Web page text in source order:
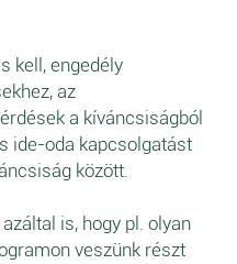
kell, engedély
az
a kíváncsiságból
ide-oda kapcsolgatást
között.
is, hogy pl. olyan
veszünk részt